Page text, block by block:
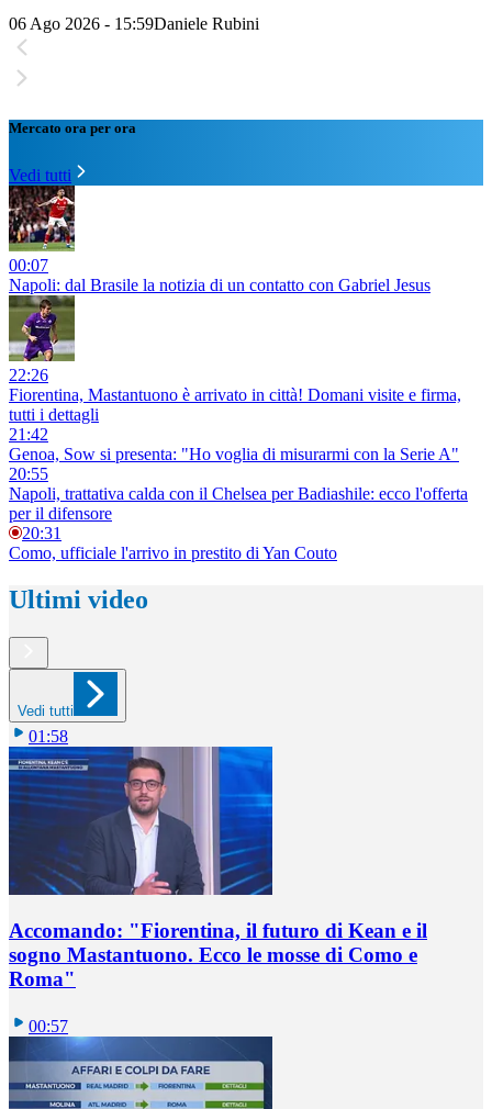
06 Ago 2026 - 15:59Daniele Rubini
Mercato ora per ora
Vedi tutti
00:07
Napoli: dal Brasile la notizia di un contatto con Gabriel Jesus
22:26
Fiorentina, Mastantuono è arrivato in città! Domani visite e firma,
tutti i dettagli
21:42
Genoa, Sow si presenta: "Ho voglia di misurarmi con la Serie A"
20:55
Napoli, trattativa calda con il Chelsea per Badiashile: ecco l'offerta
per il difensore
20:31
Como, ufficiale l'arrivo in prestito di Yan Couto
Ultimi video
Vedi tutti
01:58
Accomando: "Fiorentina, il futuro di Kean e il
sogno Mastantuono. Ecco le mosse di Como e
Roma"
00:57